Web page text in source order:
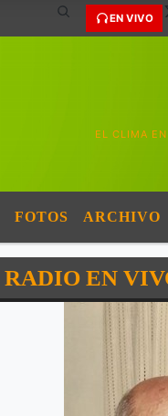
EN VIVO
EL CLIMA
FOTOS ARCHIVO
RADIO EN